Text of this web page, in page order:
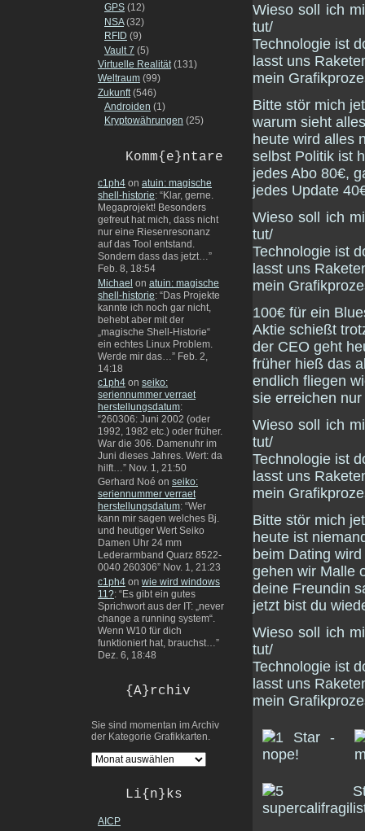
GPS (12)
NSA(32)
RFID (9)
Vault 7 (5)
Virtuelle Realität(131)
Weltraum (99)
Zukunft (546)
Androiden (1)
Kryptowährungen (25)
Komm{e}ntare
c1ph4 on atuin: magische
shell-historie: “Klar, gerne.
Megaprojekt! Besonders
gefreut hat mich, dass nicht
nur eine Riesenresonanz
auf das Tool entstand.
Sondern dass das jetzt…”
Feb. 8, 18:54
Michael on atuin: magische
shell-historie: “Das Projekte
kannte ich noch gar nicht,
behebt aber mit der
„magische Shell-Historie“
ein echtes Linux Problem.
Werde mir das… ” Feb. 2,
14:18
c1ph4 on seiko:
seriennummer verraet
herstellungsdatum:
“260306: Juni 2002 (oder
1992, 1982 etc.) oder früher.
War die 306. Damenuhr im
Juni dieses Jahres. Wert: da
hilft…” Nov. 1, 21:50
Gerhard Noé on seiko:
seriennummer verraet
herstellungsdatum: “Wer
kann mir sagen welches Bj.
und heutiger Wert Seiko
Damen Uhr 24 mm
Lederarmband Quarz 8522-
0040 260306” Nov. 1, 21:23
c1ph4 on wie wird windows
11?: “Es gibt ein gutes
Sprichwort aus der IT: „never
change a running system“.
Wenn W10 für dich
funktioniert hat, brauchst…”
Dez. 6, 18:48
{A}rchiv
Sie sind momentan im Archiv
der Kategorie Grafikkarten.
Li{n}ks
AICP
Wieso soll ich
tut/
Technologie ist
lasst uns
mein
Bitte stör mich
warum sieht
heute wird alles
selbst Politik ist
jedes Abo 80€,
jedes Update
Wieso soll ich
tut/
Technologie ist
lasst uns
mein
100€ für ein
Aktie schießt
der CEO geht
früher hieß das
endlich fliegen
sie erreichen
Wieso soll ich
tut/
Technologie ist
lasst uns
mein
Bitte stör mich
heute ist
beim Dating
gehen wir Malle
deine Freundin
jetzt bist du
Wieso soll ich
tut/
Technologie ist
lasst uns
mein